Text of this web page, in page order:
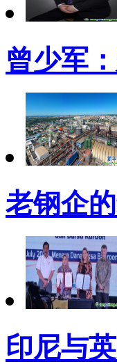
曾少军
老钢企
印尼与